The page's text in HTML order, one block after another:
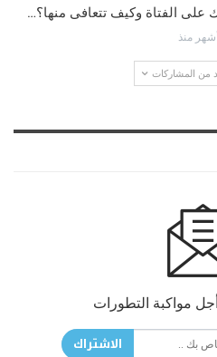
الفتاة وكيف تتعافى منها؟…
من المشاركات
مواكبة التطورات
الاشتراك